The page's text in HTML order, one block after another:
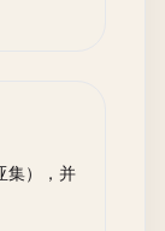
集），并